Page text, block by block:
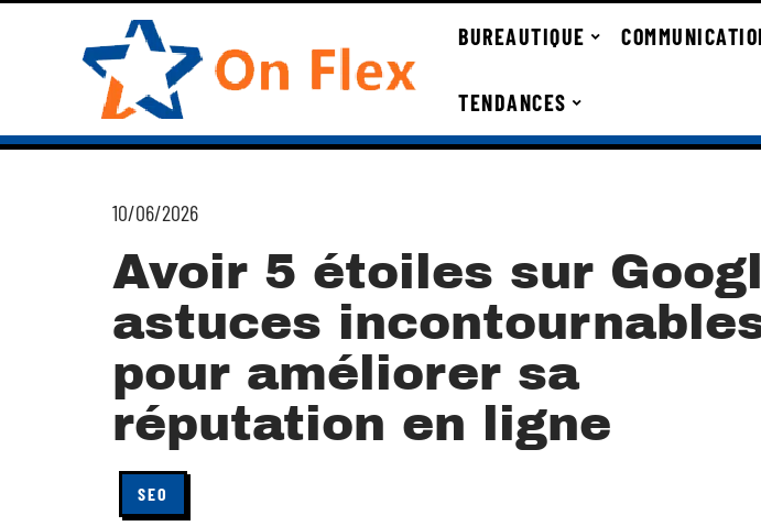
BUREAUTIQUE
TENDANCES
10/06/2026
Avoir 5 étoiles sur
astuces
pour améliorer sa
réputation en ligne
SEO